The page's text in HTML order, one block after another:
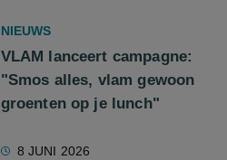
NIEUWS
VLAM lanceert campagne:
"Smos alles, vlam gewoon
groenten op je lunch"
8 JUNI 2026